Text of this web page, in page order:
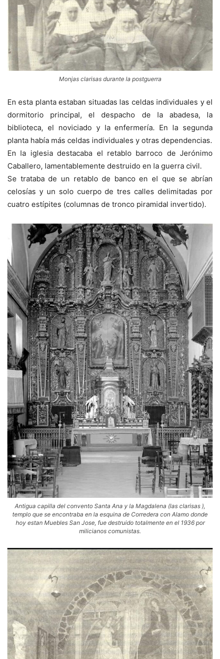
Monjas clarisas durante la postguerra
En esta planta estaban situadas las celdas individuales y el
dormitorio principal, el despacho de la abadesa, la
biblioteca, el noviciado y la enfermería. En la segunda
planta había más celdas individuales y otras dependencias.
En la iglesia destacaba el retablo barroco de Jerónimo
Caballero, lamentablemente destruido en la guerra civil.
Se trataba de un retablo de banco en el que se abrían
celosías y un solo cuerpo de tres calles delimitadas por
cuatro estípites (columnas de tronco piramidal invertido).
Antigua capilla del convento Santa Ana y la Magdalena (las clarisas ),
templo que se encontraba en la esquina de Corredera con Alamo donde
hoy estan Muebles San Jose, fue destruido totalmente en el 1936 por
milicianos comunistas.